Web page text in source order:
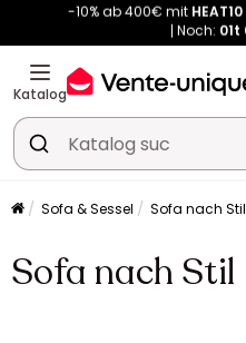
Noch:01t
Kauf-unique wird zu Vente-
-10% ab 400€ mit
Noch:01t
Katalog
Sofa & Sessel Sofa nach Stil
Sofa nach Stil